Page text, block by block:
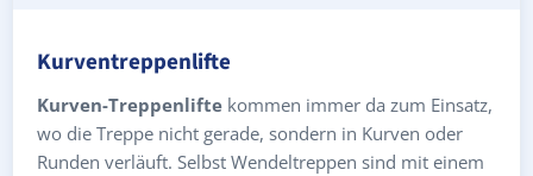
Kurventreppenlifte
Kurven-Treppenlifte kommen immer da zum Einsatz,
wo die Treppe nicht gerade, sondern in Kurven oder
Runden verläuft. Selbst Wendeltreppen sind mit einem